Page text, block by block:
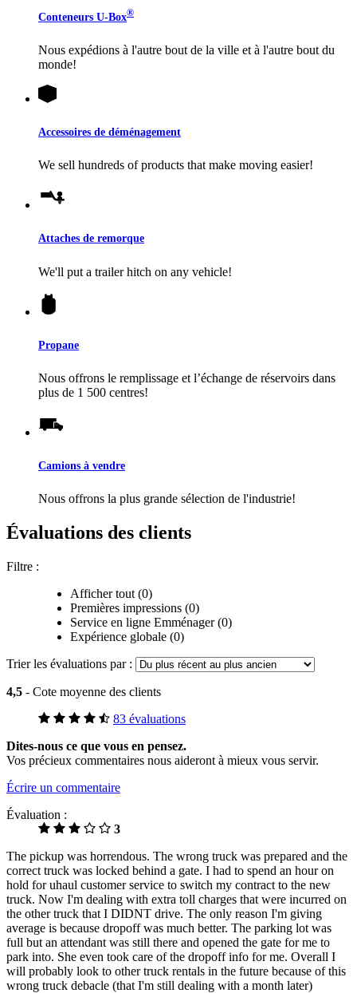
Conteneurs U-Box®
Nous expédions à l'autre bout de la ville et à l'autre bout du
monde!
Accessoires de déménagement
We sell hundreds of products that make moving easier!
Attaches de remorque
We'll put a trailer hitch on any vehicle!
Propane
Nous offrons le remplissage et l’échange de réservoirs dans
plus de 1 500 centres!
Camions à vendre
Nous offrons la plus grande sélection de l'industrie!
Évaluations des clients
Filtre :
Afficher tout (0)
Premières impressions (0)
Service en ligne Emménager (0)
Expérience globale (0)
Trier les évaluations par :
4,5 - Cote moyenne des clients
83 évaluations
Dites-nous ce que vous en pensez.
Vos précieux commentaires nous aideront à mieux vous servir.
Écrire un commentaire
Évaluation :
3
The pickup was horrendous. The wrong truck was prepared and the
correct truck was locked behind a gate. I had to spend an hour on
hold for uhaul customer service to switch my contract to the new
truck. Now I'm dealing with extra toll charges that were incurred on
the other truck that I DIDNT drive. The only reason I'm giving
average is because dropoff was much better. The parking lot was
full but an attendant was still there and opened the gate for me to
park into. She even took care of the dropoff info for me. Overall I
will probably look to other truck rentals in the future because of this
wrong truck debacle (that I'm still dealing with a month later)